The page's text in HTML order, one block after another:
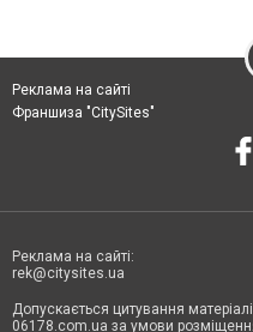
Реклама на сайті
Франшиза "CitySites"
Реклама на сайті:
rek@citysites.ua
Допускається цитування
06178.com.ua за умови